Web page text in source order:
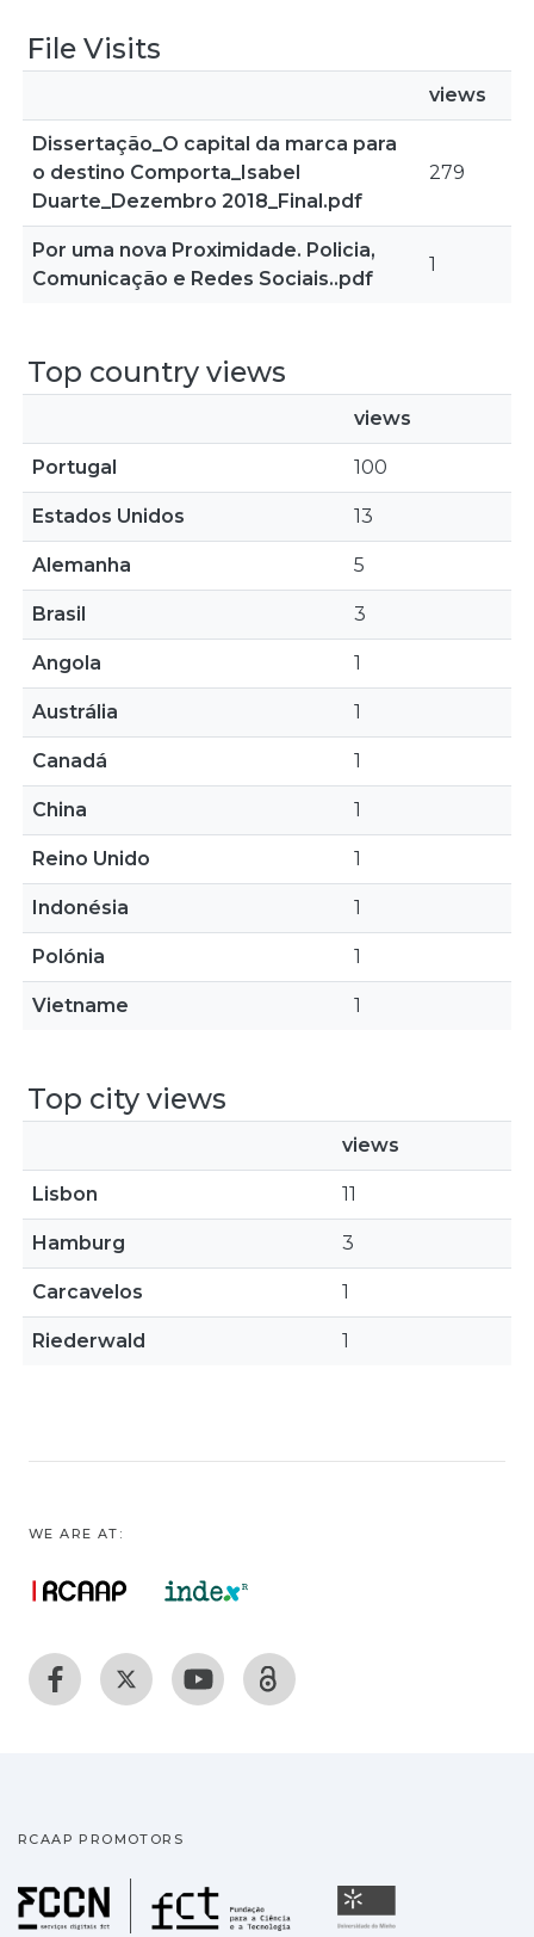
File Visits
views
Dissertação_O capital da marca para
o destino Comporta_Isabel
Duarte_Dezembro 2018_Final.pdf
279
Por uma nova Proximidade. Policia,
Comunicação e Redes Sociais..pdf
1
Top country views
views
Portugal 100
Estados Unidos 13
Alemanha 5
Brasil 3
Angola 1
Austrália 1
Canadá 1
China 1
Reino Unido 1
Indonésia 1
Polónia 1
Vietname 1
Top city views
views
Lisbon 11
Hamburg 3
Carcavelos 1
Riederwald 1
WE ARE AT:
RCAAP PROMOTORS
Fundação para a